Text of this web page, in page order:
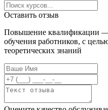
Оставить отзыв
Повышение квалификации —
обучения работников, с
теоретических знаний